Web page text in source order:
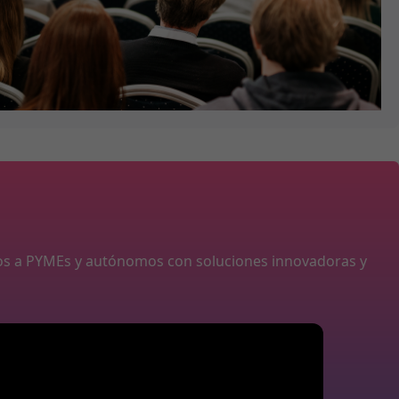
a PYMEs y autónomos con soluciones innovadoras y